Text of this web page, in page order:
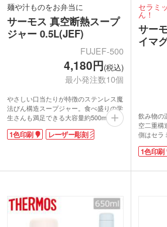
麺や汁ものをお弁当に
サーモス 真空断熱スープ
ジャー 0.5L(JEF)
FUJEF-500
4,180円(税込)
最小発注数10個
やさしい口当たりが特徴のステンレス魔
法びん構造スープジャー。食べ盛りの学
生さんも満足できる大容量約500mlタイ
プです。高い保温・保冷力は、1年中ど
の季節も活躍します。パッキン一体構造
イントです。
をして、オリジナルスープジャーが制作
できます。
1色印刷 レーザー彫刻
セラミ
ん！
サー
イマ
飲み物の
空二重構
側はセラ
にくく
入れがら
イボトル
できま
サーモ
るアイテ
1色印刷